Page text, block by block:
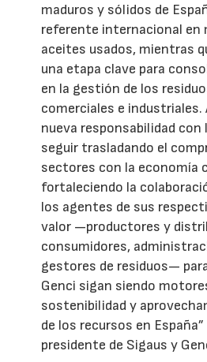
maduros y sólidos de
referente internacional en
aceites usados, mientras
una etapa clave para
en la gestión de los
comerciales e
nueva responsabilidad con
seguir trasladando el
sectores con la economía
fortaleciendo la
los agentes de sus
valor —productores y
consumidores,
gestores de residuos—
Genci sigan siendo
sostenibilidad y
de los recursos en
presidente de Sigaus y